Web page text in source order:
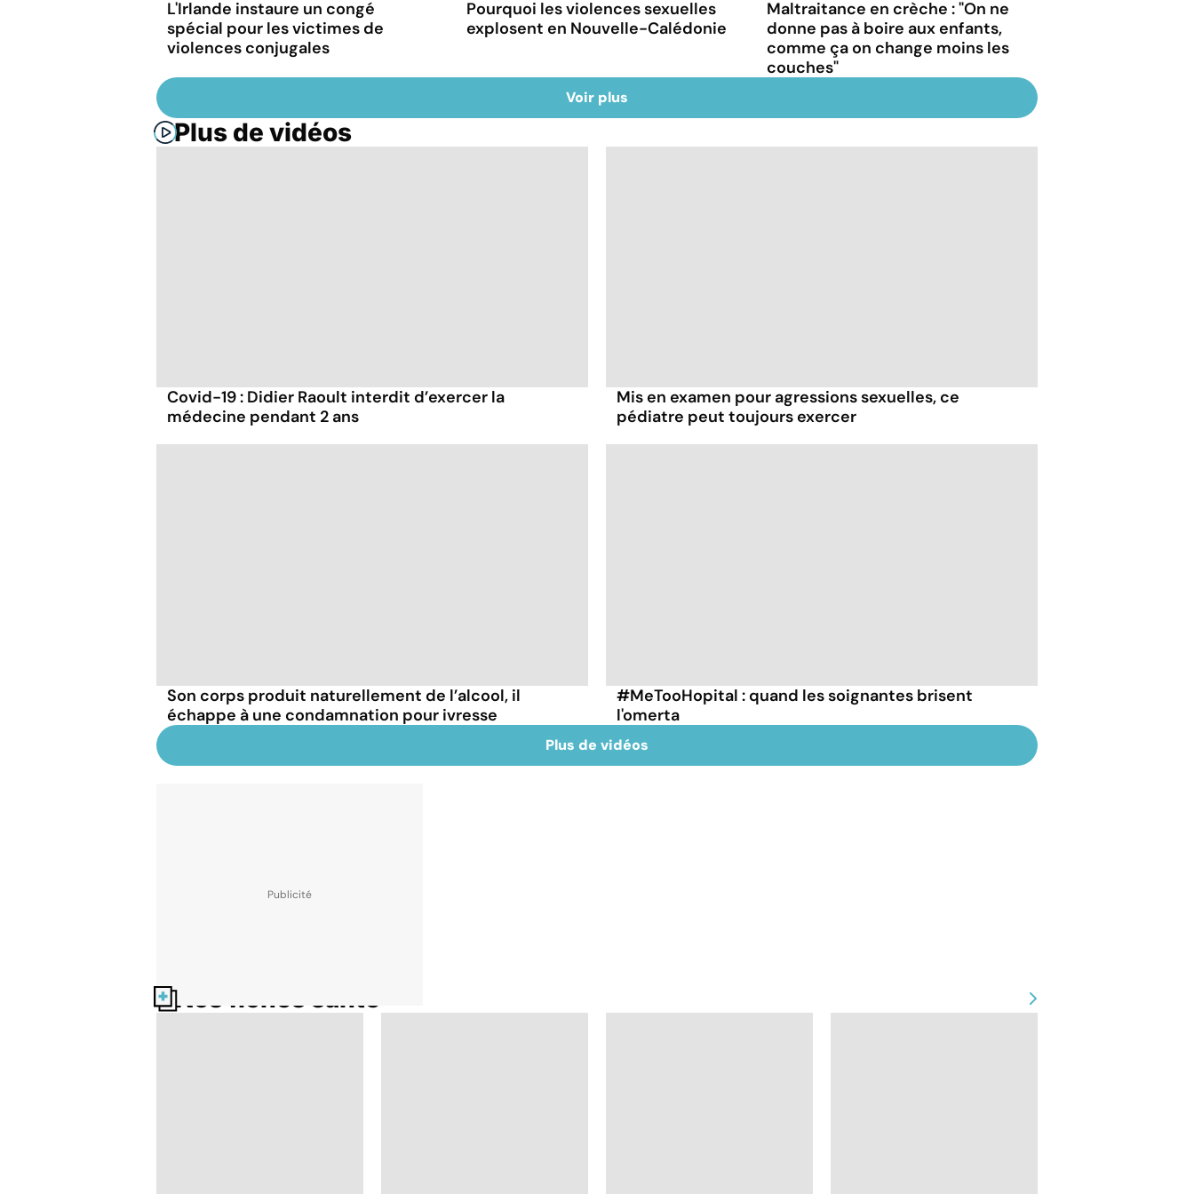
L'Irlande instaure un congé
spécial pour les victimes de
violences conjugales
Pourquoi les violences sexuelles
explosent en Nouvelle-Calédonie
Maltraitance en crèche : "On ne
donne pas à boire aux enfants,
comme ça on change moins les
couches"
Voir plus
Plus de vidéos
Covid-19 : Didier Raoult interdit d’exercer la
médecine pendant 2 ans
Mis en examen pour agressions sexuelles, ce
pédiatre peut toujours exercer
Son corps produit naturellement de l’alcool, il
échappe à une condamnation pour ivresse
#MeTooHopital : quand les soignantes brisent
l'omerta
Plus de vidéos
Nos fiches santé